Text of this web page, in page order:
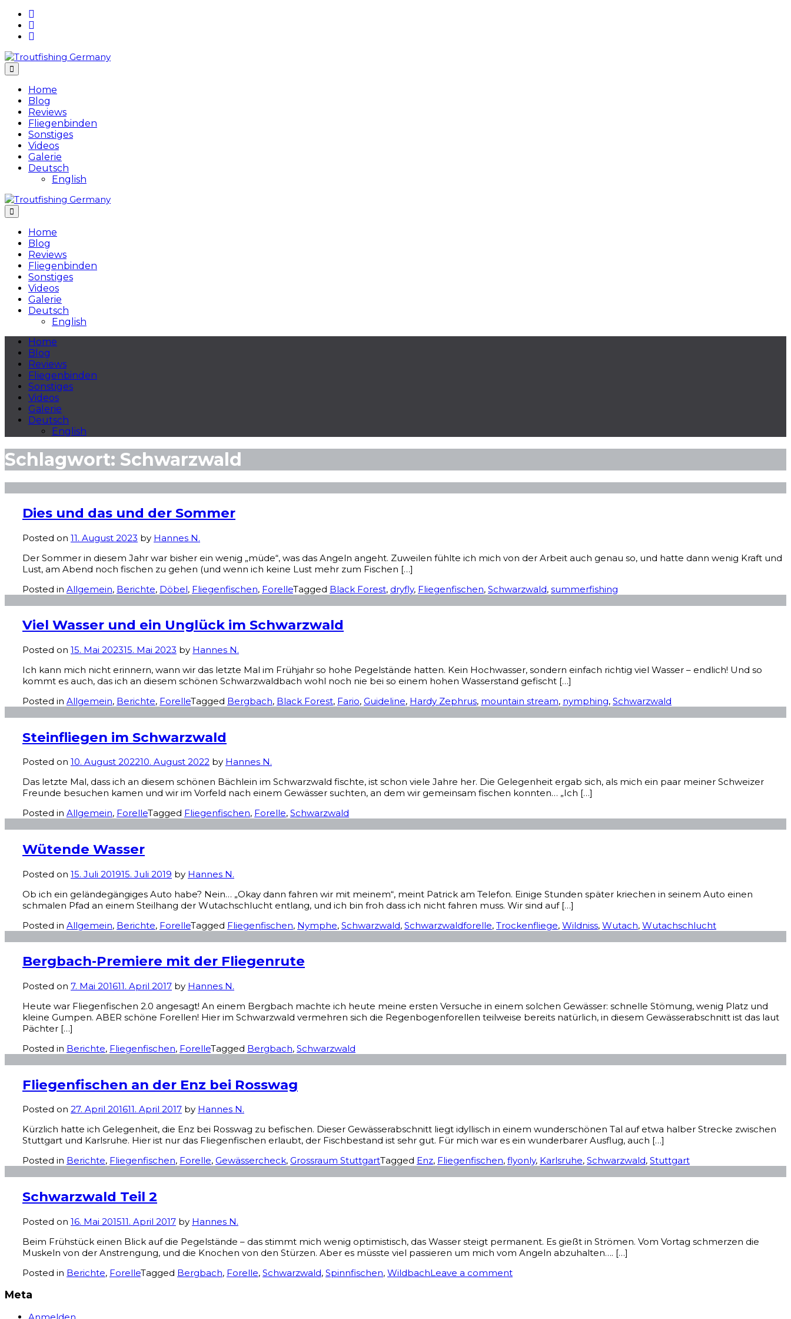
Skip
content
Home
Blog
Reviews
Fliegenbinden
Sonstiges
Videos
Galerie
Deutsch
English
Home
Blog
Reviews
Fliegenbinden
Sonstiges
Videos
Galerie
Deutsch
English
Home
Blog
Reviews
Fliegenbinden
Sonstiges
Videos
Galerie
Deutsch
English
Schlagwort: Schwarzwald
Dies und das und der Sommer
Posted on 11. August 2023 by Hannes N.
Der Sommer in diesem Jahr war bisher ein wenig „müde“, was das Angeln angeht. Zuweilen fühlte ich mich von der Arbeit auch genau so, und hatte dann wenig Kraft und
Lust, am Abend noch fischen zu gehen (und wenn ich keine Lust mehr zum Fischen […]
Posted in Allgemein, Berichte, Döbel, Fliegenfischen, ForelleTagged Black Forest, dryfly, Fliegenfischen, Schwarzwald, summerfishing
Viel Wasser und ein Unglück im Schwarzwald
Posted on 15. Mai 202315. Mai 2023 by Hannes N.
Ich kann mich nicht erinnern, wann wir das letzte Mal im Frühjahr so hohe Pegelstände hatten. Kein Hochwasser, sondern einfach richtig viel Wasser – endlich! Und so
kommt es auch, das ich an diesem schönen Schwarzwaldbach wohl noch nie bei so einem hohen Wasserstand gefischt […]
Posted in Allgemein, Berichte, ForelleTagged Bergbach, Black Forest, Fario, Guideline, Hardy Zephrus, mountain stream, nymphing, Schwarzwald
Steinfliegen im Schwarzwald
Posted on 10. August 202210. August 2022 by Hannes N.
Das letzte Mal, dass ich an diesem schönen Bächlein im Schwarzwald fischte, ist schon viele Jahre her. Die Gelegenheit ergab sich, als mich ein paar meiner Schweizer
Freunde besuchen kamen und wir im Vorfeld nach einem Gewässer suchten, an dem wir gemeinsam fischen konnten… „Ich […]
Posted in Allgemein, ForelleTagged Fliegenfischen, Forelle, Schwarzwald
Wütende Wasser
Posted on 15. Juli 201915. Juli 2019 by Hannes N.
Ob ich ein geländegängiges Auto habe? Nein… „Okay dann fahren wir mit meinem“, meint Patrick am Telefon. Einige Stunden später kriechen in seinem Auto einen
schmalen Pfad an einem Steilhang der Wutachschlucht entlang, und ich bin froh dass ich nicht fahren muss. Wir sind auf […]
Posted in Allgemein, Berichte, ForelleTagged Fliegenfischen, Nymphe, Schwarzwald, Schwarzwaldforelle, Trockenfliege, Wildniss, Wutach, Wutachschlucht
Bergbach-Premiere mit der Fliegenrute
Posted on 7. Mai 201611. April 2017 by Hannes N.
Heute war Fliegenfischen 2.0 angesagt! An einem Bergbach machte ich heute meine ersten Versuche in einem solchen Gewässer: schnelle Stömung, wenig Platz und
kleine Gumpen. ABER schöne Forellen! Hier im Schwarzwald vermehren sich die Regenbogenforellen teilweise bereits natürlich, in diesem Gewässerabschnitt ist das laut
Pächter […]
Posted in Berichte, Fliegenfischen, ForelleTagged Bergbach, Schwarzwald
Fliegenfischen an der Enz bei Rosswag
Posted on 27. April 201611. April 2017 by Hannes N.
Kürzlich hatte ich Gelegenheit, die Enz bei Rosswag zu befischen. Dieser Gewässerabschnitt liegt idyllisch in einem wunderschönen Tal auf etwa halber Strecke zwischen
Stuttgart und Karlsruhe. Hier ist nur das Fliegenfischen erlaubt, der Fischbestand ist sehr gut. Für mich war es ein wunderbarer Ausflug, auch […]
Posted in Berichte, Fliegenfischen, Forelle, Gewässercheck, Grossraum StuttgartTagged Enz, Fliegenfischen, flyonly, Karlsruhe, Schwarzwald, Stuttgart
Schwarzwald Teil 2
Posted on 16. Mai 201511. April 2017 by Hannes N.
Beim Frühstück einen Blick auf die Pegelstände – das stimmt mich wenig optimistisch, das Wasser steigt permanent. Es gießt in Strömen. Vom Vortag schmerzen die
Muskeln von der Anstrengung, und die Knochen von den Stürzen. Aber es müsste viel passieren um mich vom Angeln abzuhalten…. […]
Posted in Berichte, ForelleTagged Bergbach, Forelle, Schwarzwald, Spinnfischen, WildbachLeave a comment
Meta
Anmelden